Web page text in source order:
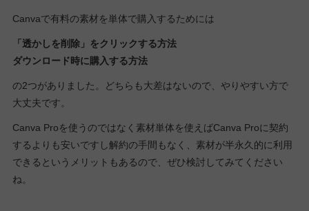
Canvaで有料の素材を単体で購入するためには
「透かしを削除」をクリックする方法
ダウンロード時に購入する方法
の2つがありました。どちらも大差はないので、やりやすい方で
大丈夫です。
Canva Proを使うのではなく素材単体を使えばCanva Proに契約
するよりも安いですし解約の手間もなく、素材が半永久的に利用
できるというメリットもあるので、ぜひ検討してみてください
ね。